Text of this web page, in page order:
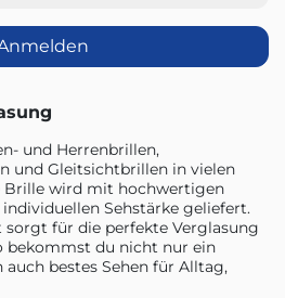
und Herrenbrillen,
und Gleitsichtbrillen in vielen
Brille wird mit hochwertigen
Sehstärke geliefert.
sorgt für die perfekte Verglasung
bekommst du nicht nur ein
auch bestes Sehen für Alltag,